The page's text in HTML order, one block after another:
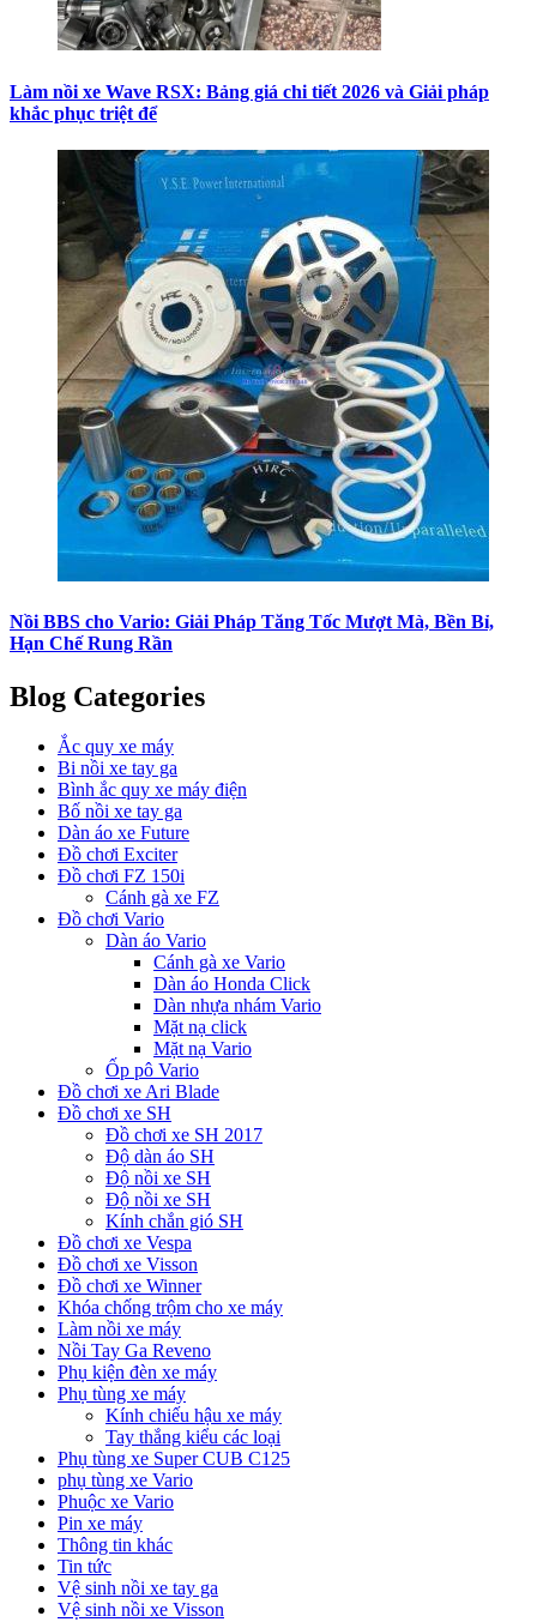
Làm nồi xe Wave RSX: Bảng giá chi tiết 2026 và Giải pháp
khắc phục triệt để
Nồi BBS cho Vario: Giải Pháp Tăng Tốc Mượt Mà, Bền Bỉ,
Hạn Chế Rung Rần
Blog Categories
Ắc quy xe máy
Bi nồi xe tay ga
Bình ắc quy xe máy điện
Bố nồi xe tay ga
Dàn áo xe Future
Đồ chơi Exciter
Đồ chơi FZ 150i
Cánh gà xe FZ
Đồ chơi Vario
Dàn áo Vario
Cánh gà xe Vario
Dàn áo Honda Click
Dàn nhựa nhám Vario
Mặt nạ click
Mặt nạ Vario
Ốp pô Vario
Đồ chơi xe Ari Blade
Đồ chơi xe SH
Đồ chơi xe SH 2017
Độ dàn áo SH
Độ nồi xe SH
Độ nồi xe SH
Kính chắn gió SH
Đồ chơi xe Vespa
Đồ chơi xe Visson
Đồ chơi xe Winner
Khóa chống trộm cho xe máy
Làm nồi xe máy
Nồi Tay Ga Reveno
Phụ kiện đèn xe máy
Phụ tùng xe máy
Kính chiếu hậu xe máy
Tay thắng kiểu các loại
Phụ tùng xe Super CUB C125
phụ tùng xe Vario
Phuộc xe Vario
Pin xe máy
Thông tin khác
Tin tức
Vệ sinh nồi xe tay ga
Vệ sinh nồi xe Visson